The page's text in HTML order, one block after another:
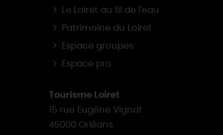
Le Loiret au fil de l'eau
Patrimoine du Loiret
Espace groupes
Espace pro
Tourisme Loiret
15 rue Eugène Vignat
45000 Orléans